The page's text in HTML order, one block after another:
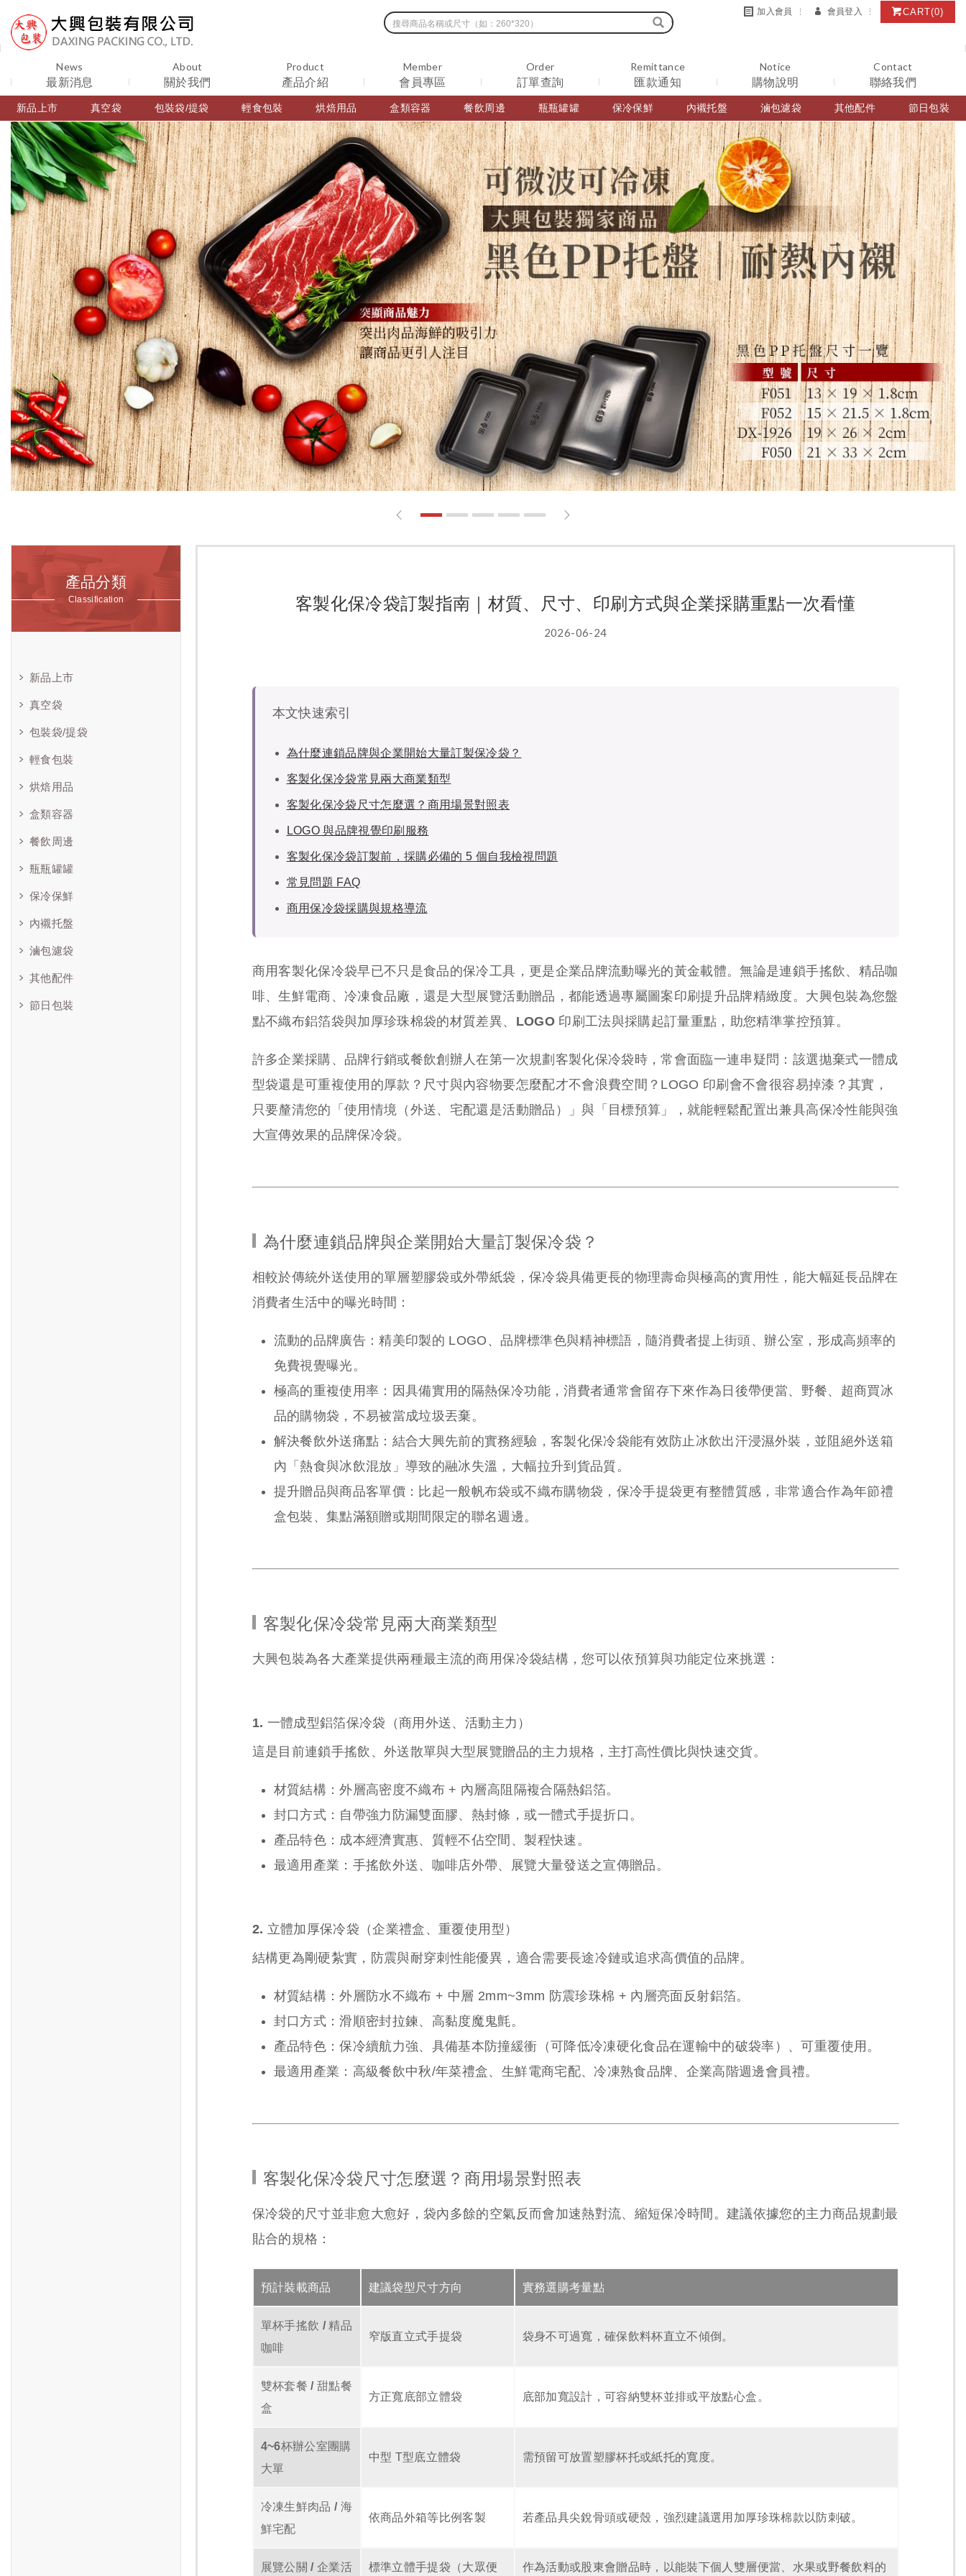
加入會員 會員登入 CART(0)
News
最新消息
About
關於我們
Product
產品介紹
新品上市 真空袋 包裝袋/提袋 輕食包裝 烘焙用品 盒類容器 餐飲周邊 瓶瓶罐罐 保冷保鮮 內襯托盤 滷包濾袋 其他配件 節日包裝
Member
會員專區
Order
訂單查詢
Remittance
匯款通知
Notice
購物說明
Contact
聯絡我們
1 2 3 4 5
產品分類
Classification
新品上市
真空袋
包裝袋/提袋
輕食包裝
烘焙用品
盒類容器
餐飲周邊
瓶瓶罐罐
保冷保鮮
內襯托盤
滷包濾袋
其他配件
節日包裝
客製化保冷袋訂製指南｜材質、尺寸、印刷方式與企業採購重點一次看懂
2026-06-24
本文快速索引
為什麼連鎖品牌與企業開始大量訂製保冷袋？
客製化保冷袋常見兩大商業類型
客製化保冷袋尺寸怎麼選？商用場景對照表
LOGO 與品牌視覺印刷服務
客製化保冷袋訂製前，採購必備的 5 個自我檢視問題
常見問題 FAQ
商用保冷袋採購與規格導流
商用客製化保冷袋早已不只是食品的保冷工具，更是企業品牌流動曝光的黃金載體。無論是連鎖手搖飲、精品咖
啡、生鮮電商、冷凍食品廠，還是大型展覽活動贈品，都能透過專屬圖案印刷提升品牌精緻度。大興包裝為您盤
點不織布鋁箔袋與加厚珍珠棉袋的材質差異、LOGO 印刷工法與採購起訂量重點，助您精準掌控預算。
許多企業採購、品牌行銷或餐飲創辦人在第一次規劃客製化保冷袋時，常會面臨一連串疑問：該選拋棄式一體成
型袋還是可重複使用的厚款？尺寸與內容物要怎麼配才不會浪費空間？LOGO 印刷會不會很容易掉漆？其實，
只要釐清您的「使用情境（外送、宅配還是活動贈品）」與「目標預算」，就能輕鬆配置出兼具高保冷性能與強
大宣傳效果的品牌保冷袋。
為什麼連鎖品牌與企業開始大量訂製保冷袋？
相較於傳統外送使用的單層塑膠袋或外帶紙袋，保冷袋具備更長的物理壽命與極高的實用性，能大幅延長品牌在
消費者生活中的曝光時間：
流動的品牌廣告：精美印製的 LOGO、品牌標準色與精神標語，隨消費者提上街頭、辦公室，形成高頻率的
免費視覺曝光。
極高的重複使用率： 因具備實用的隔熱保冷功能，消費者通常會留存下來作為日後帶便當、野餐、超商買冰
品的購物袋，不易被當成垃圾丟棄。
解決餐飲外送痛點： 結合大興先前的實務經驗，客製化保冷袋能有效防止冰飲出汗浸濕外裝，並阻絕外送箱
內「熱食與冰飲混放」導致的融冰失溫，大幅拉升到貨品質。
提升贈品與商品客單價： 比起一般帆布袋或不織布購物袋，保冷手提袋更有整體質感，非常適合作為年節禮
盒包裝、集點滿額贈或期間限定的聯名週邊。
客製化保冷袋常見兩大商業類型
大興包裝為各大產業提供兩種最主流的商用保冷袋結構，您可以依預算與功能定位來挑選：
1. 一體成型鋁箔保冷袋（商用外送、活動主力）
這是目前連鎖手搖飲、外送散單與大型展覽贈品的主力規格，主打高性價比與快速交貨。
材質結構：外層高密度不織布 + 內層高阻隔複合隔熱鋁箔。
封口方式： 自帶強力防漏雙面膠、熱封條，或一體式手提折口。
產品特色： 成本經濟實惠、質輕不佔空間、製程快速。
最適用產業： 手搖飲外送、咖啡店外帶、展覽大量發送之宣傳贈品。
2. 立體加厚保冷袋（企業禮盒、重覆使用型）
結構更為剛硬紮實，防震與耐穿刺性能優異，適合需要長途冷鏈或追求高價值的品牌。
材質結構：外層防水不織布 + 中層 2mm~3mm 防震珍珠棉 + 內層亮面反射鋁箔。
封口方式：滑順密封拉鍊、高黏度魔鬼氈。
產品特色：保冷續航力強、具備基本防撞緩衝（可降低冷凍硬化食品在運輸中的破袋率）、可重覆使用。
最適用產業： 高級餐飲中秋/年菜禮盒、生鮮電商宅配、冷凍熟食品牌、企業高階週邊會員禮。
客製化保冷袋尺寸怎麼選？商用場景對照表
保冷袋的尺寸並非愈大愈好，袋內多餘的空氣反而會加速熱對流、縮短保冷時間。建議依據您的主力商品規劃最
貼合的規格：
預計裝載商品 建議袋型尺寸方向 實務選購考量點
單杯手搖飲 / 精品
咖啡
窄版直立式手提袋 袋身不可過寬，確保飲料杯直立不傾倒。
雙杯套餐 / 甜點餐
盒
方正寬底部立體袋 底部加寬設計，可容納雙杯並排或平放點心盒。
4~6杯辦公室團購
大單
中型 T型底立體袋 需預留可放置塑膠杯托或紙托的寬度。
冷凍生鮮肉品 / 海
鮮宅配
依商品外箱等比例客製 若產品具尖銳骨頭或硬殼，強烈建議選用加厚珍珠棉款以防刺破。
展覽公關 / 企業活 標準立體手提袋（大眾便 作為活動或股東會贈品時，以能裝下個人雙層便當、水果或野餐飲料的